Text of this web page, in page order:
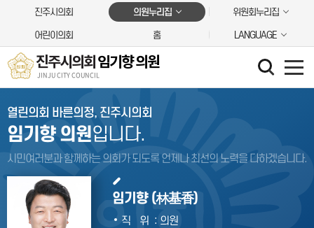
본문바로가기진주시의회 의원누리집 위원회누리집
어린이의회 홈 LANGUAGE
진주시의회 임기향 의원
JINJU CITY COUNCIL
열린의회 바른의정, 진주시의회
임기향 의원입니다.
시민여러분과 함께하는 의회가 되도록 언제나최선의 노력을 다하겠습니다.
임기향 (林基香)
직위: 의원